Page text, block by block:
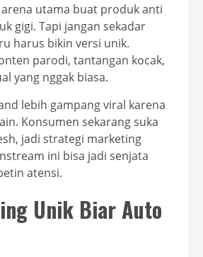
utama buat produk anti
gigi. Tapi jangan sekadar
harus bikin versi unik.
parodi, tantangan kocak,
yang nggak biasa.
lebih gampang viral karena
Konsumen sekarang suka
jadi strategi marketing
ini bisa jadi senjata
atensi.
Unik Biar Auto